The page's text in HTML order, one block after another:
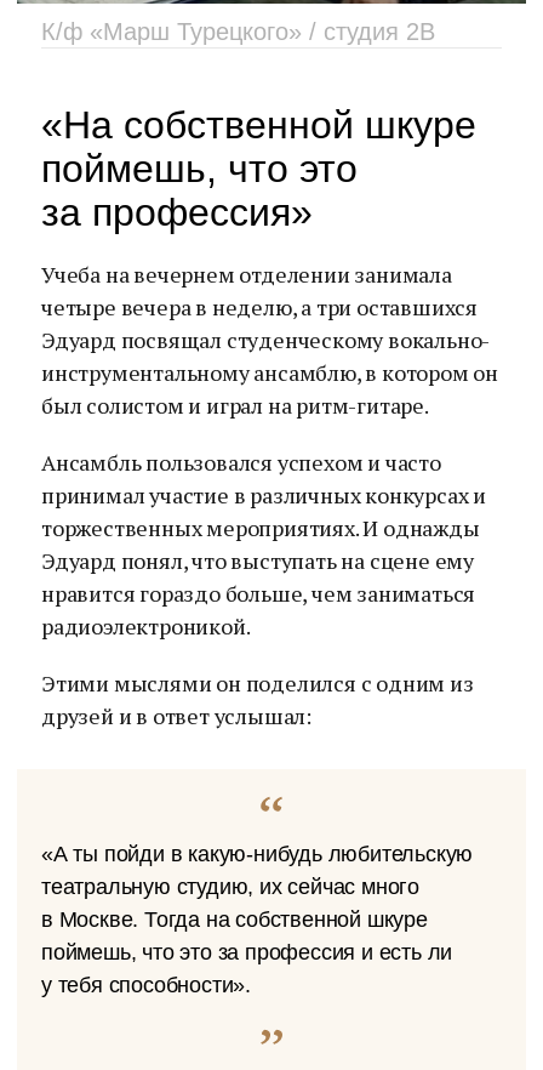
К/ф «Марш Турецкого» / студия 2В
«На собственной шкуре
поймешь, что это
за профессия»
Учеба на вечернем отделении занимала
четыре вечера в неделю, а три оставшихся
Эдуард посвящал студенческому вокально-
инструментальному ансамблю, в котором он
был солистом и играл на ритм-гитаре.
Ансамбль пользовался успехом и часто
принимал участие в различных конкурсах и
торжественных мероприятиях. И однажды
Эдуард понял, что выступать на сцене ему
нравится гораздо больше, чем заниматься
радиоэлектроникой.
Этими мыслями он поделился с одним из
друзей и в ответ услышал:
«А ты пойди в какую-нибудь любительскую
театральную студию, их сейчас много
в Москве. Тогда на собственной шкуре
поймешь, что это за профессия и есть ли
у тебя способности».